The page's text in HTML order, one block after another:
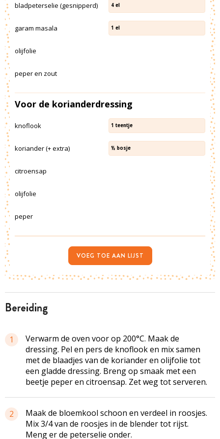
bereiding
1
Verwarm de oven voor op 200°C. Maak de
dressing. Pel en pers de knoflook en mix samen
met de blaadjes van de koriander en olijfolie tot
een gladde dressing. Breng op smaak met een
beetje peper en citroensap. Zet weg tot serveren.
2
Maak de bloemkool schoon en verdeel in roosjes.
Mix 3/4 van de roosjes in de blender tot rijst.
Meng er de peterselie onder.
bladpeterselie (gesnipperd) 4 el
garam masala 1 el
olijfolie
peper en zout
Voor de korianderdressing
knoflook 1 teentje
koriander (+ extra) ½ bosje
citroensap
olijfolie
peper
VOEG TOE AAN LIJST